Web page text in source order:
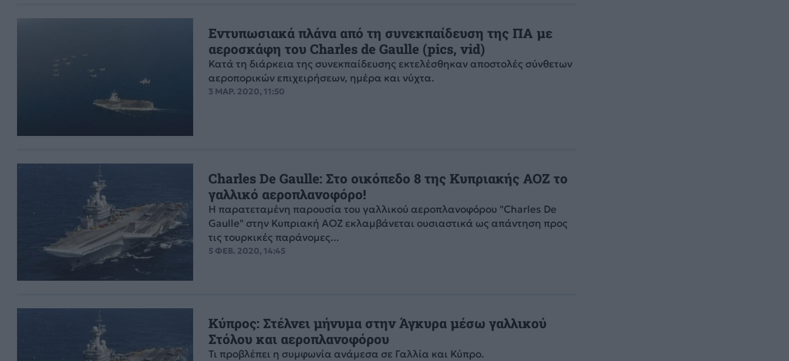
Εντυπωσιακά πλάνα από τη συνεκπαίδευση της ΠΑ με
αεροσκάφη του Charles de Gaulle (pics, vid)
Κατά τη διάρκεια της συνεκπαίδευσης εκτελέσθηκαν αποστολές σύνθετων
αεροπορικών επιχειρήσεων, ημέρα και νύχτα.
3 ΜΑΡ. 2020, 11:50
Charles De Gaulle: Στο οικόπεδο 8 της Κυπριακής ΑΟΖ το
γαλλικό αεροπλανοφόρο!
Η παρατεταμένη παρουσία του γαλλικού αεροπλανοφόρου "Charles De
Gaulle" στην Κυπριακή ΑΟΖ εκλαμβάνεται ουσιαστικά ως απάντηση προς
τις τουρκικές παράνομες...
5 ΦΕΒ. 2020, 14:45
Κύπρος: Στέλνει μήνυμα στην Άγκυρα μέσω γαλλικού
Στόλου και αεροπλανοφόρου
Τι προβλέπει η συμφωνία ανάμεσα σε Γαλλία και Κύπρο.